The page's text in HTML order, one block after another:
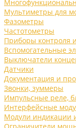
Мультиметры для
Фазометры
Частотометры
Приборы контроля
Вспомогательные
Выключатели
Датчики
Документация и
Звонки, зуммеры
Импульсные реле,
Интерфейсные
Модули индикации